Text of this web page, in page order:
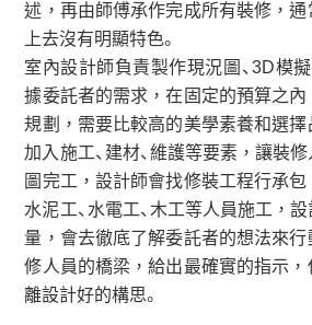
述，再由師傅承作完成所有裝修，
上去沒有明顯特色。
室內設計師負責製作現況圖、3D模
據委託者的需求，在固定的預算之
規劃，需要比較高的美學素養和選
加入施工、建材、維護等要素，讓裝
圖完工，設計師會找修裝工程行承
水泥工、水電工、木工等人員施工，
量，會去徹底了解委託者的想法來
修人員的橋梁，給出最確實的指示
離設計好的構思。